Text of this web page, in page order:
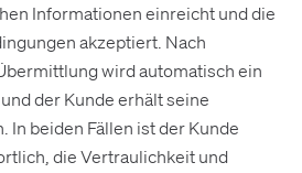
Informationen einreicht und die
akzeptiert. Nach
wird automatisch ein
der Kunde erhält seine
In beiden Fällen ist der Kunde
die Vertraulichkeit und